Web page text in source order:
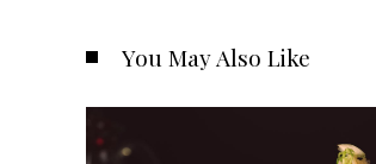
You May Also Like